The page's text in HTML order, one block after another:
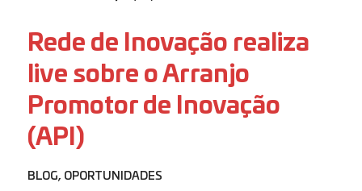
Rede de Inovação realiza
live sobre o Arranjo
Promotor de Inovação
(API)
BLOG, OPORTUNIDADES